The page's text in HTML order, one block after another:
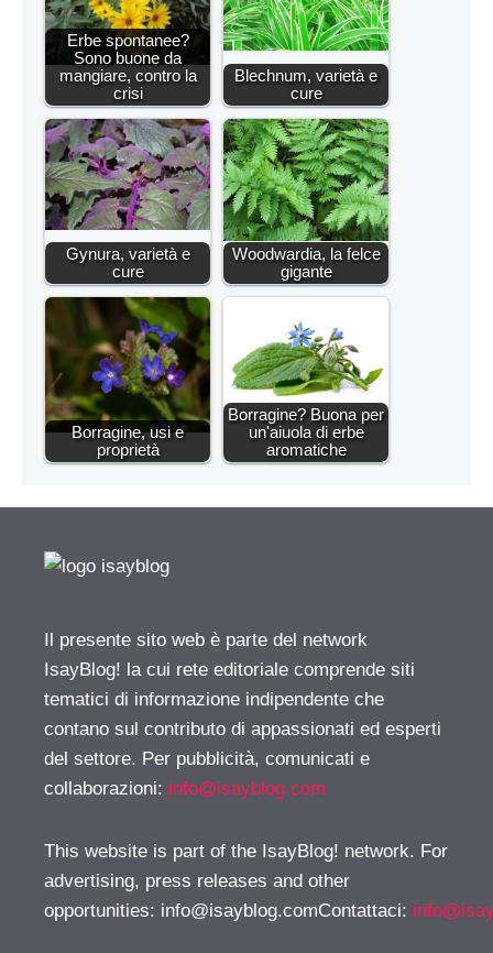
Erbe spontanee?
Sono buone da
mangiare, contro la
crisi
Blechnum, varietà e
cure
Gynura, varietà e
cure
Woodwardia, la felce
gigante
Borragine, usi e
proprietà
Borragine? Buona per
un'aiuola di erbe
aromatiche
Il presente sito web è parte del network
IsayBlog! la cui rete editoriale comprende siti
tematici di informazione indipendente che
contano sul contributo di appassionati ed esperti
del settore. Per pubblicità, comunicati e
collaborazioni: info@isayblog.com
This website is part of the IsayBlog! network. For
advertising, press releases and other
opportunities: info@isayblog.comContattaci: